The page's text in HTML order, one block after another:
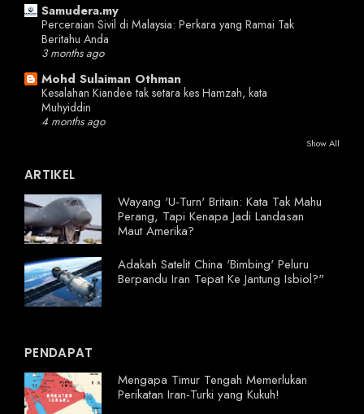
Samudera.my
Perceraian Sivil di Malaysia: Perkara yang Ramai Tak
Beritahu Anda
3 months ago
Mohd Sulaiman Othman
Kesalahan Kiandee tak setara kes Hamzah, kata
Muhyiddin
4 months ago
Show All
ARTIKEL
Wayang 'U-Turn' Britain: Kata Tak Mahu
Perang, Tapi Kenapa Jadi Landasan
Maut Amerika?
Adakah Satelit China 'Bimbing' Peluru
Berpandu Iran Tepat Ke Jantung Isbiol?"
PENDAPAT
Mengapa Timur Tengah Memerlukan
Perikatan Iran-Turki yang Kukuh!